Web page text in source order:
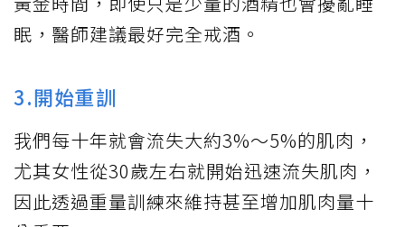
眠，醫師建議最好完全戒酒。
3.開始重訓
我們每十年就會流失大約3%～5%的肌肉，
尤其女性從30歲左右就開始迅速流失肌肉，
因此透過重量訓練來維持甚至增加肌肉量十